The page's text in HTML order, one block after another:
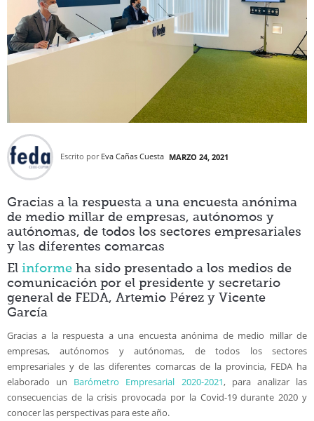
Escrito por Eva Cañas Cuesta MARZO 24, 2021
Gracias a la respuesta a una encuesta anónima
de medio millar de empresas, autónomos y
autónomas, de todos los sectores empresariales
y las diferentes comarcas
El informe ha sido presentado a los medios de
comunicación por el presidente y secretario
general de FEDA, Artemio Pérez y Vicente
García
Gracias a la respuesta a una encuesta anónima de medio millar de
empresas, autónomos y autónomas, de todos los sectores
empresariales y de las diferentes comarcas de la provincia, FEDA ha
elaborado un Barómetro Empresarial 2020-2021, para analizar las
consecuencias de la crisis provocada por la Covid-19 durante 2020 y
conocer las perspectivas para este año.